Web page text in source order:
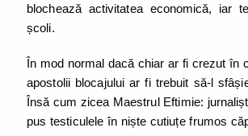
blochează activitatea economică, iar
școli.
În mod normal dacă chiar ar fi crezut în
apostolii blocajului ar fi trebuit să-l
Însă cum zicea Maestrul Eftimie:
pus testiculele în niște cutiuțe frumos